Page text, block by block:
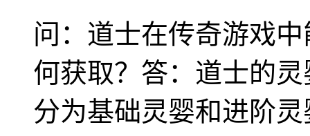
问：道士在传奇游戏
何获取？答：道士的
分为基础灵婴和进阶